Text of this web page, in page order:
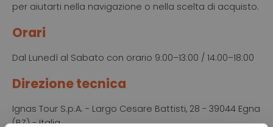
per aiutarti nella navigazione o nella scelta di acquisto.
Orari
Dal Lunedì al Sabato con orario 9:00–13:00 / 14:00–18:00
Direzione tecnica
Ignas Tour S.p.A. - Largo Cesare Battisti, 28 - 39044 Egna
(BZ) - Italia